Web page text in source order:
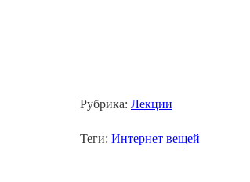
Рубрика: Лекции
Теги: Интернет вещей